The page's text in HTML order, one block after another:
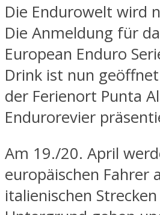
Die Endurowelt wird
Die Anmeldung für
European Enduro
Drink ist nun
der Ferienort Punta
Endurorevier
Am 19./20. April
europäischen Fahrer
italienischen